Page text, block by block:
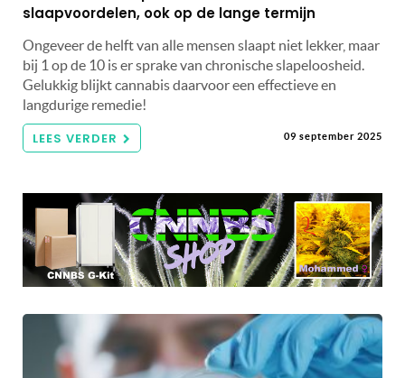
slaapvoordelen, ook op de lange termijn
Ongeveer de helft van alle mensen slaapt niet lekker, maar
bij 1 op de 10 is er sprake van chronische slapeloosheid.
Gelukkig blijkt cannabis daarvoor een effectieve en
langdurige remedie!
LEES VERDER 09 september 2025